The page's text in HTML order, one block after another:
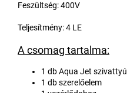
Feszültség: 400V
Teljesítmény: 4 LE
A csomag tartalma:
1 db Aqua Jet szivattyú
1 db szerelőelem